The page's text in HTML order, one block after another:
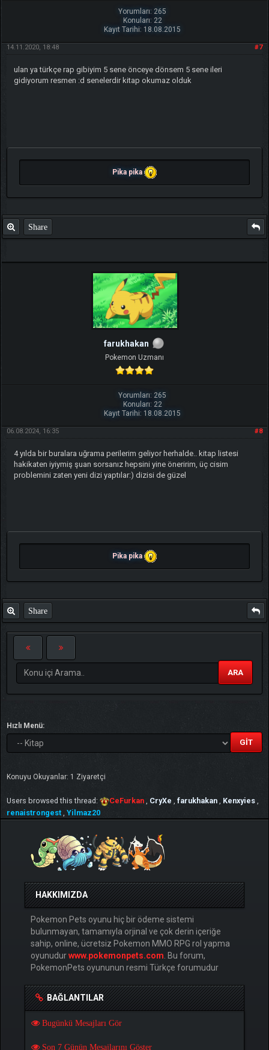
Yorumları: 265
Konuları: 22
Kayıt Tarihi: 18.08.2015
#7
14.11.2020, 18:48
ulan ya türkçe rap gibiyim 5 sene önceye dönsem 5 sene ileri
gidiyorum resmen :d senelerdir kitap okumaz olduk
Pika pika
Share
farukhakan
Pokemon Uzmanı
Yorumları: 265
Konuları: 22
Kayıt Tarihi: 18.08.2015
#8
06.08.2024, 16:35
4 yılda bir buralara uğrama perilerim geliyor herhalde.. kitap listesi
hakikaten iyiymiş şuan sorsanız hepsini yine öneririm, üç cisim
problemini zaten yeni dizi yaptılar:) dizisi de güzel
Pika pika
Share
ARA
Hızlı Menü:
Konuyu Okuyanlar: 1 Ziyaretçi
Users browsed this thread: CeFurkan CryXe farukhakan Kenxyies
renaistrongest Yilmaz20
HAKKIMIZDA
Pokemon Pets oyunu hiç bir ödeme sistemi
bulunmayan, tamamıyla orjinal ve çok derin içeriğe
sahip, online, ücretsiz Pokemon MMO RPG rol yapma
oyunudurwww.pokemonpets.com . Bu forum,
PokemonPets oyununun resmi Türkçe forumudur
BAĞLANTILAR
Bugünkü Mesajları Gör
Son 7 Günün Mesajlarını Göster